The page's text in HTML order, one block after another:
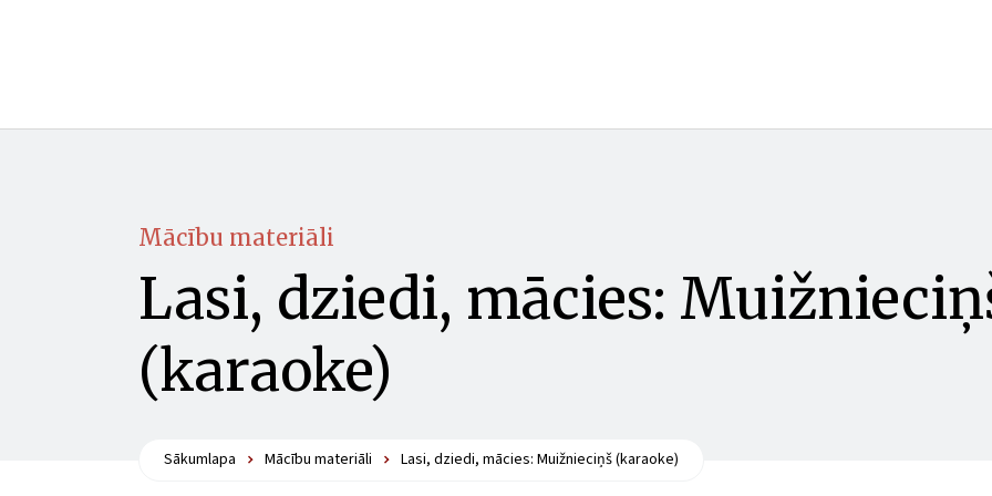
Mācību materiāli
Lasi, dziedi, mācies:
(karaoke)
Sākumlapa Mācību materiāli Lasi, dziedi, mācies: Muižnieciņš (karaoke)